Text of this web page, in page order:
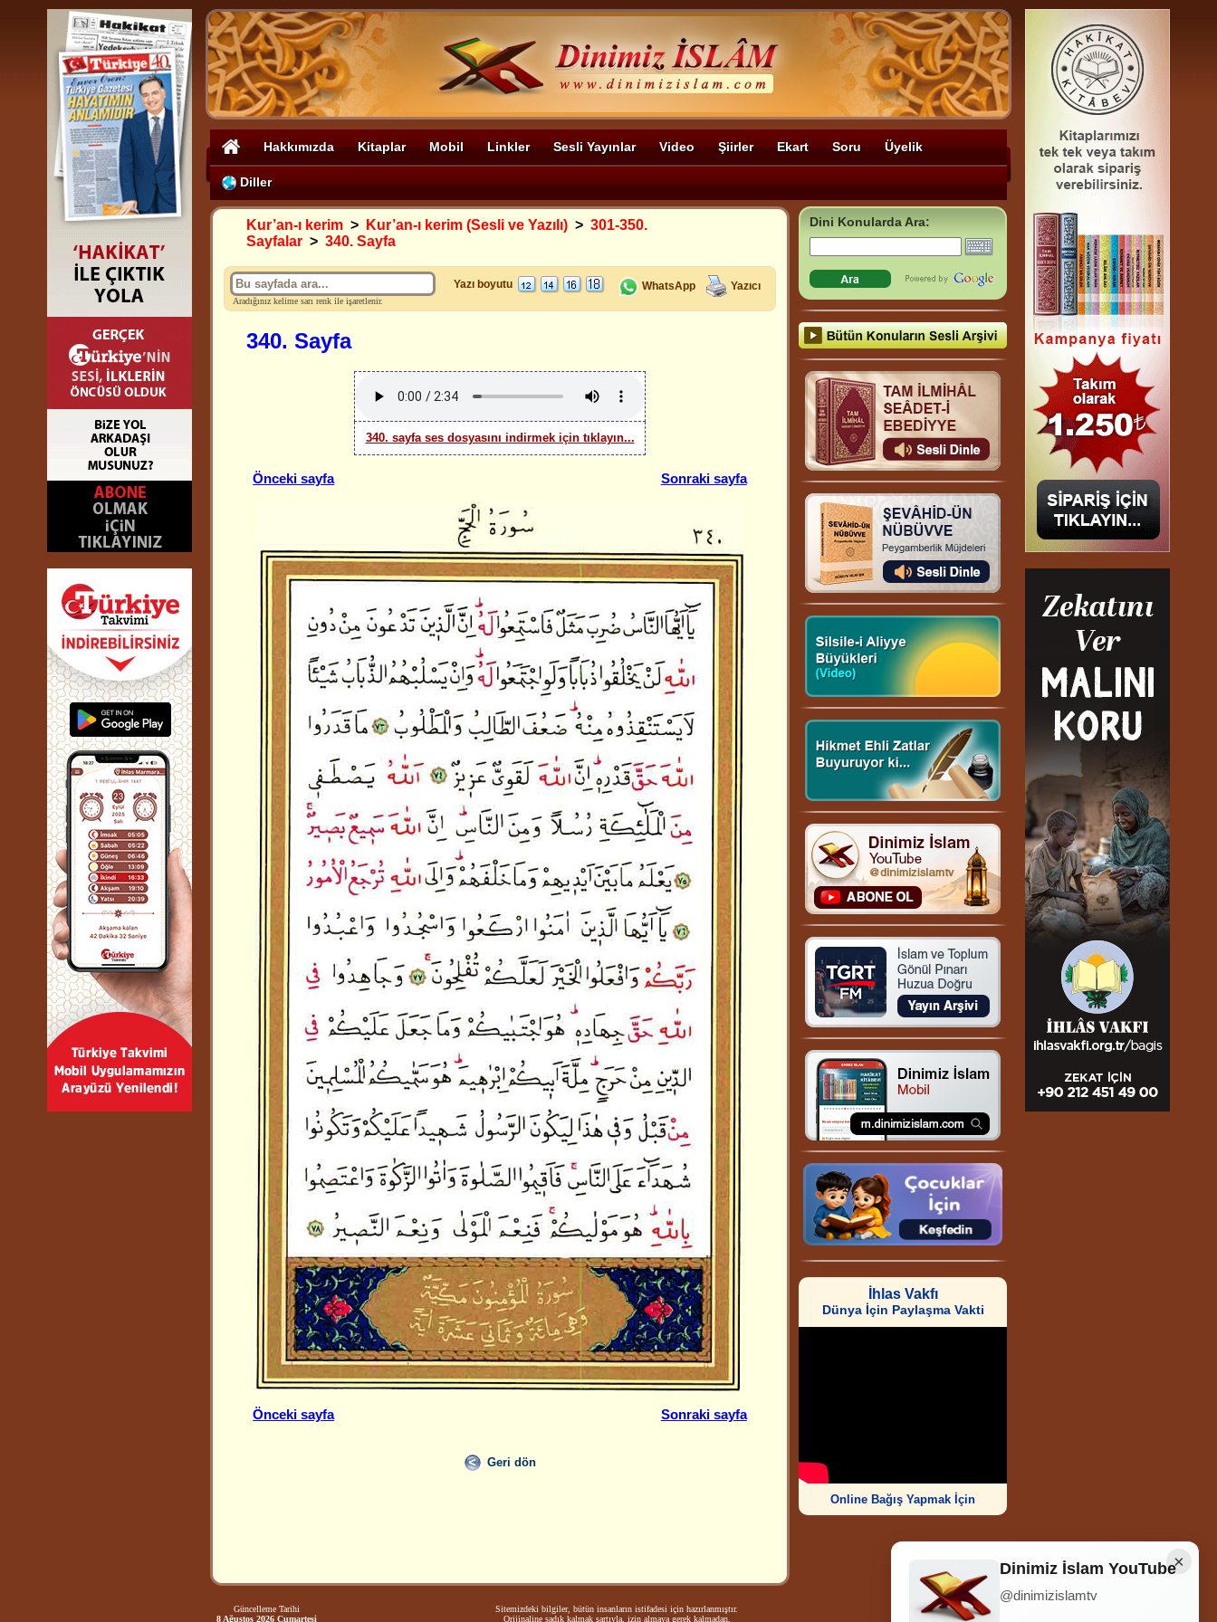
Hakkımızda Kitaplar Mobil Linkler Sesli Yayınlar Video Şiirler Ekart Soru Üyelik
Diller
Kur’an-ı kerim > Kur’an-ı kerim (Sesli ve Yazılı) > 301-350.
Sayfalar > 340. Sayfa
Aradığınız kelime sarı renk ile işaretlenir.
Yazı boyutu WhatsApp Yazıcı
340. Sayfa
340. sayfa ses dosyasını indirmek için tıklayın...
Önceki sayfa Sonraki sayfa
Önceki sayfa Sonraki sayfa
Geri dön
Dini Konularda Ara:
İhlas Vakfı
Dünya İçin Paylaşma Vakti
Online Bağış Yapmak İçin
Güncelleme Tarihi
8 Ağustos 2026 Cumartesi
Sitemizdeki bilgiler, bütün insanların istifadesi için hazırlanmıştır.
Orijinaline sadık kalmak şartıyla, izin almaya gerek kalmadan,
Ziyaretçi Sayısı
252.012.005
×
Dinimiz İslam YouTube
@dinimizislamtv